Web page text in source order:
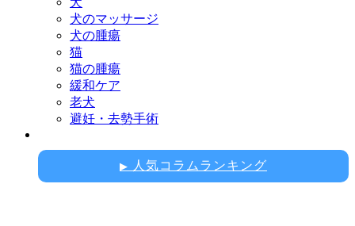
犬のマッサージ
犬の腫瘍
猫
猫の腫瘍
緩和ケア
老犬
避妊・去勢手術
▶ 人気コラムランキング